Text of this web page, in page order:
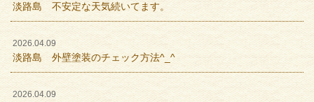
淡路島 不安定な天気続いてます。
2026.04.09
淡路島 外壁塗装のチェック方法^_^
2026.04.09